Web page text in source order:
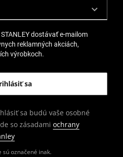
sú označené inak.
dostávať e-mailom
reklamných akciách,
výrobkoch.
sa budú vaše osobné
so zásadami ochrany